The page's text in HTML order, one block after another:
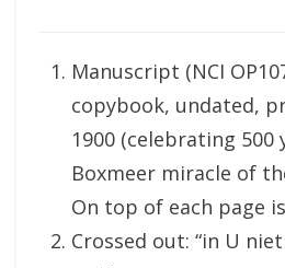
Manuscript (NCI
copybook, undated,
1900 (celebrating 500
Boxmeer miracle of
On top of each page
Crossed out: “in U